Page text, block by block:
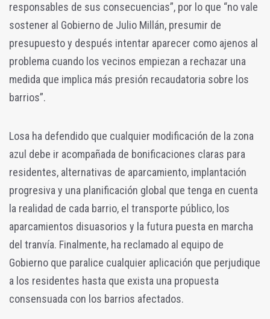
responsables de sus consecuencias”, por lo que “no vale
sostener al Gobierno de Julio Millán, presumir de
presupuesto y después intentar aparecer como ajenos al
problema cuando los vecinos empiezan a rechazar una
medida que implica más presión recaudatoria sobre los
barrios”.
Losa ha defendido que cualquier modificación de la zona
azul debe ir acompañada de bonificaciones claras para
residentes, alternativas de aparcamiento, implantación
progresiva y una planificación global que tenga en cuenta
la realidad de cada barrio, el transporte público, los
aparcamientos disuasorios y la futura puesta en marcha
del tranvía. Finalmente, ha reclamado al equipo de
Gobierno que paralice cualquier aplicación que perjudique
a los residentes hasta que exista una propuesta
consensuada con los barrios afectados.